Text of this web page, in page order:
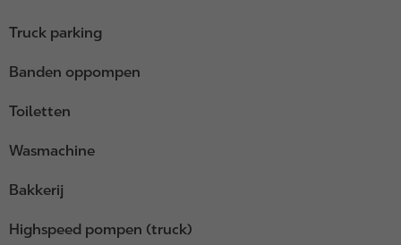
Truck parking
Banden oppompen
Toiletten
Wasmachine
Bakkerij
Highspeed pompen (truck)